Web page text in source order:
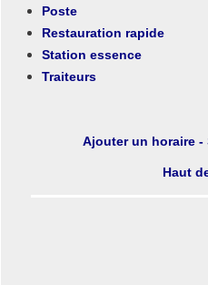
Poste
Restauration rapide
Station essence
Traiteurs
Ajouter un horaire -
Haut